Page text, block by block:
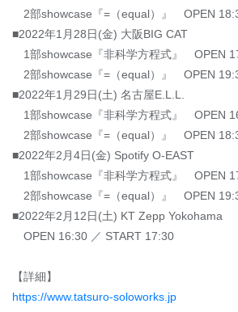
2部showcase『=（equal）』 OPEN
■2022年1月28日(金) 大阪BIG CAT
1部showcase『非科学方程式』 OPEN
2部showcase『=（equal）』 OPEN
■2022年1月29日(土) 名古屋E.L.L.
1部showcase『非科学方程式』 OPEN
2部showcase『=（equal）』 OPEN
■2022年2月4日(金) Spotify O-EAST
1部showcase『非科学方程式』 OPEN
2部showcase『=（equal）』 OPEN
■2022年2月12日(土) KT Zepp Yokohama
OPEN 16:30 ／ START 17:30
【詳細】
https://www.tatsuro-soloworks.jp